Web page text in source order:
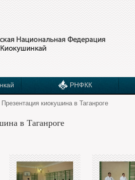
РНФКК
киокушина в Таганроге
в Таганроге